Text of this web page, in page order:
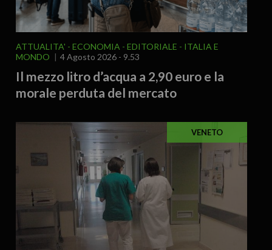
ATTUALITA' ECONOMIA EDITORIALE
ITALIA E
MONDO
4 Agosto 2026 - 9.53
Il mezzo litro d’acqua a 2,90 euro e la
morale perduta del mercato
VENETO